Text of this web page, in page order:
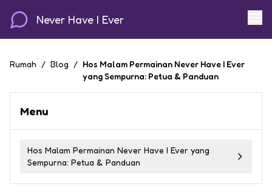
Never Have I Ever
Rumah / Blog / Hos Malam Permainan Never Have I Ever
yang Sempurna: Petua & Panduan
Menu
Hos Malam Permainan Never Have I Ever yang
Sempurna: Petua & Panduan